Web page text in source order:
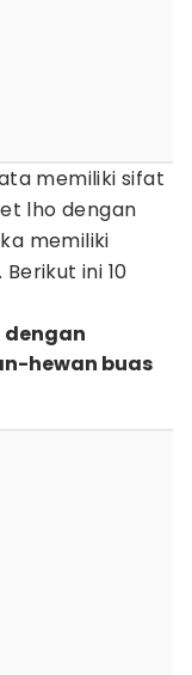
memiliki sifat
lho dengan
memiliki
ini 10
dengan
hewan buas